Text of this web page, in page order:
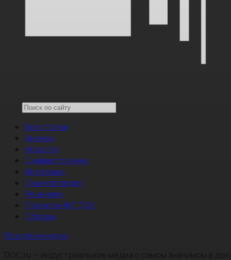
Все статьи
Анонсы
Новости
Снимается кино
Интервью
Энциклопедия
Рецензии
Проекты НМГ ДОК
Обзоры
Предложи идею